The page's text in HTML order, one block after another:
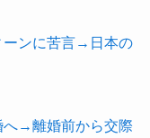
ンに苦言→日本の
→離婚前から交際